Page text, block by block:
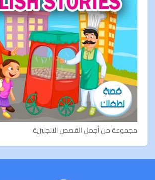
مجموعة من أجمل القصص الانجليزية